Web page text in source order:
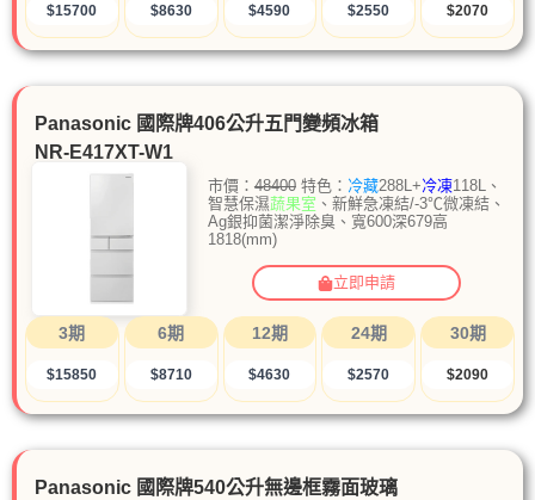
$15700 $8630 $4590 $2550 $2070
Panasonic 國際牌406公升五門變頻冰箱
NR-E417XT-W1
市價： 48400特色： 冷藏288L+冷凍118L、
智慧保濕蔬果室 、新鮮急凍結/-3℃微凍結、
Ag銀抑菌潔淨除臭、寬600深679高
1818(mm)
立即申請
3期
$15850
6期
$8710
12期
$4630
24期
$2570
30期
$2090
Panasonic 國際牌540公升無邊框霧面玻璃